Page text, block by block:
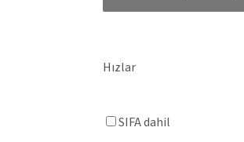
Hızlar
SIFA dahil